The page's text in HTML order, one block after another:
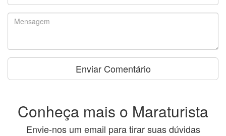
Conheça mais o Maraturista
Envie-nos um email para tirar suas dúvidas